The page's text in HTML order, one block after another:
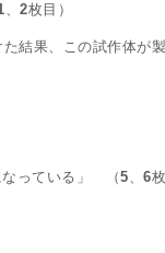
2枚目）
結果、この試作体が
っている」　（5、6